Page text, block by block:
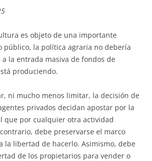
es objeto de una importante
público, la política agraria no debería
la entrada masiva de fondos de
produciendo.
ni mucho menos limitar, la decisión de
privados decidan apostar por la
que por cualquier otra actividad
debe preservarse el marco
la libertad de hacerlo. Asimismo, debe
de los propietarios para vender o